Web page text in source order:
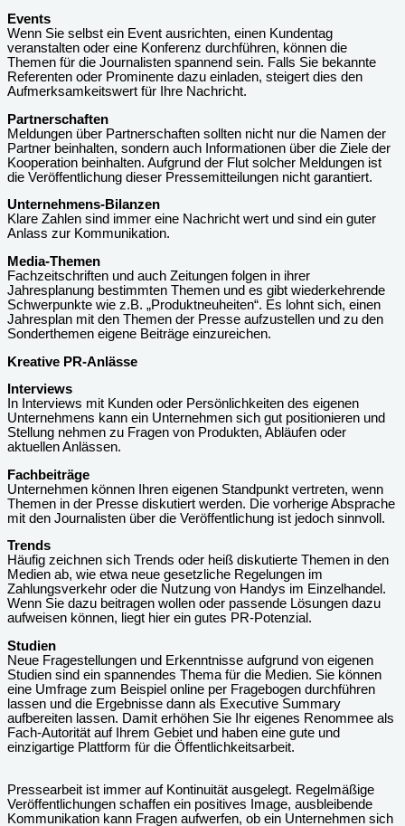
Events
Wenn Sie selbst ein Event ausrichten, einen Kundentag
veranstalten oder eine Konferenz durchführen, können die
Themen für die Journalisten spannend sein. Falls Sie bekannte
Referenten oder Prominente dazu einladen, steigert dies den
Aufmerksamkeitswert für Ihre Nachricht.
Partnerschaften
Meldungen über Partnerschaften sollten nicht nur die Namen der
Partner beinhalten, sondern auch Informationen über die Ziele der
Kooperation beinhalten. Aufgrund der Flut solcher Meldungen ist
die Veröffentlichung dieser Pressemitteilungen nicht garantiert.
Unternehmens-Bilanzen
Klare Zahlen sind immer eine Nachricht wert und sind ein guter
Anlass zur Kommunikation.
Media-Themen
Fachzeitschriften und auch Zeitungen folgen in ihrer
Jahresplanung bestimmten Themen und es gibt wiederkehrende
Schwerpunkte wie z.B. „Produktneuheiten“. Es lohnt sich, einen
Jahresplan mit den Themen der Presse aufzustellen und zu den
Sonderthemen eigene Beiträge einzureichen.
Kreative PR-Anlässe
Interviews
In Interviews mit Kunden oder Persönlichkeiten des eigenen
Unternehmens kann ein Unternehmen sich gut positionieren und
Stellung nehmen zu Fragen von Produkten, Abläufen oder
aktuellen Anlässen.
Fachbeiträge
Unternehmen können Ihren eigenen Standpunkt vertreten, wenn
Themen in der Presse diskutiert werden. Die vorherige Absprache
mit den Journalisten über die Veröffentlichung ist jedoch sinnvoll.
Trends
Häufig zeichnen sich Trends oder heiß diskutierte Themen in den
Medien ab, wie etwa neue gesetzliche Regelungen im
Zahlungsverkehr oder die Nutzung von Handys im Einzelhandel.
Wenn Sie dazu beitragen wollen oder passende Lösungen dazu
aufweisen können, liegt hier ein gutes PR-Potenzial.
Studien
Neue Fragestellungen und Erkenntnisse aufgrund von eigenen
Studien sind ein spannendes Thema für die Medien. Sie können
eine Umfrage zum Beispiel online per Fragebogen durchführen
lassen und die Ergebnisse dann als Executive Summary
aufbereiten lassen. Damit erhöhen Sie Ihr eigenes Renommee als
Fach-Autorität auf Ihrem Gebiet und haben eine gute und
einzigartige Plattform für die Öffentlichkeitsarbeit.
Pressearbeit ist immer auf Kontinuität ausgelegt. Regelmäßige
Veröffentlichungen schaffen ein positives Image, ausbleibende
Kommunikation kann Fragen aufwerfen, ob ein Unternehmen sich